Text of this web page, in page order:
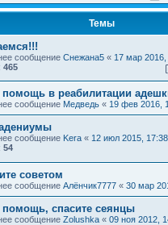
Темы
сообщение Снежана5 « 17 мар 2016,
465
помощь в реабилитации
сообщение Медведь « 19 фев 2016,
сообщение Kera « 12 июл 2015, 17:38
54
советом
сообщение Алёнчик7777 « 30 мар
помощь, спасите сеянцы
сообщение Zolushka « 09 ноя 2012,